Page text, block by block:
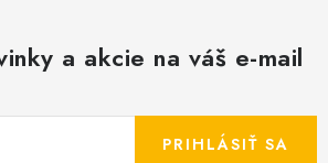
a akcie na váš e-mail
PRIHLÁSIŤ SA